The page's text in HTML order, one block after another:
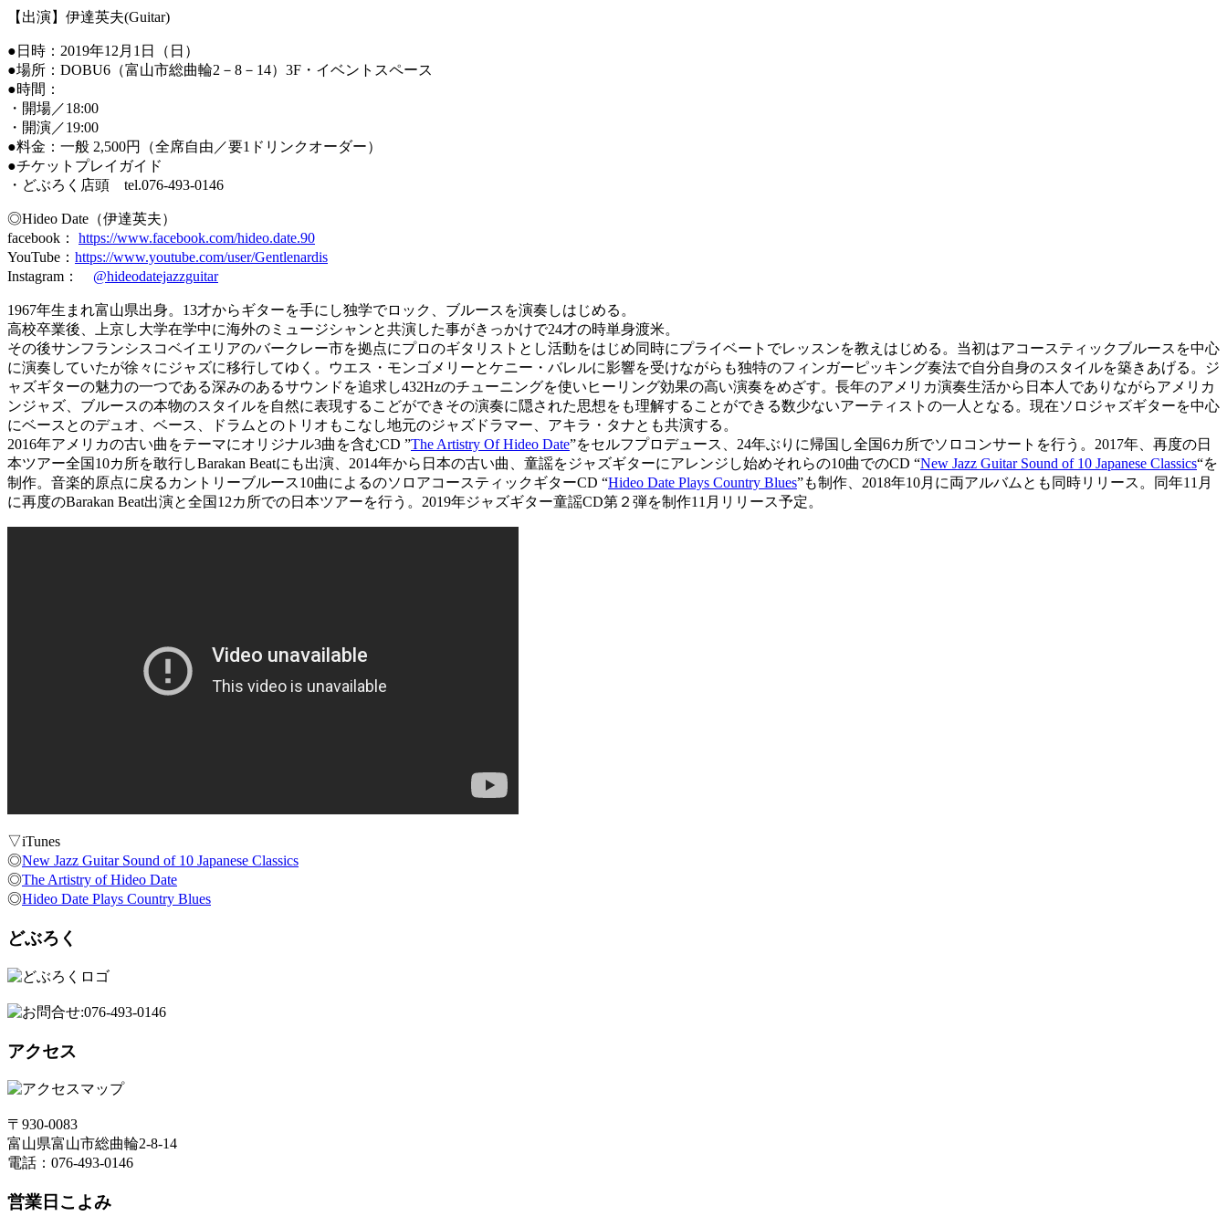
【出演】伊達英夫(Guitar)
●日時：2019年12月1日（日）
●場所：DOBU6（富山市総曲輪2－8－14）3F・イベントスペース
●時間：
・開場／18:00
・開演／19:00
●料金：一般 2,500円（全席自由／要1ドリンクオーダー）
●チケットプレイガイド
・どぶろく店頭 tel.076-493-0146
◎Hideo Date（伊達英夫）
facebook： https://www.facebook.com/hideo.date.90
YouTube： https://www.youtube.com/user/Gentlenardis
Instagram： @hideodatejazzguitar
1967年生まれ富山県出身。13才からギターを手にし独学でロック、ブルースを演奏しはじめる。
高校卒業後、上京し大学在学中に海外のミュージシャンと共演した事がきっかけで24才の時単身渡米。
その後サンフランシスコベイエリアのバークレー市を拠点にプロのギタリストとし活動をはじめ同時にプライベートでレッスンを教えはじめる。当初はアコースティックブルースを中心
に演奏していたが徐々にジャズに移行してゆく。ウエス・モンゴメリーとケニー・バレルに影響を受けながらも独特のフィンガーピッキング奏法で自分自身のスタイルを築きあげる。ジ
ャズギターの魅力の一つである深みのあるサウンドを追求し432Hzのチューニングを使いヒーリング効果の高い演奏をめざす。長年のアメリカ演奏生活から日本人でありながらアメリカ
ンジャズ、ブルースの本物のスタイルを自然に表現するこどができその演奏に隠された思想をも理解することができる数少ないアーティストの一人となる。現在ソロジャズギターを中心
にベースとのデュオ、ベース、ドラムとのトリオもこなし地元のジャズドラマー、アキラ・タナとも共演する。
2016年アメリカの古い曲をテーマにオリジナル3曲を含むCD ”The Artistry Of Hideo Date”をセルフプロデュース、24年ぶりに帰国し全国6カ所でソロコンサートを行う。2017年、再度の日
本ツアー全国10カ所を敢行しBarakan Beatにも出演、2014年から日本の古い曲、童謡をジャズギターにアレンジし始めそれらの10曲でのCD “New Jazz Guitar Sound of 10 Japanese Classics“を
制作。音楽的原点に戻るカントリーブルース10曲によるのソロアコースティックギターCD “Hideo Date Plays Country Blues”も制作、2018年10月に両アルバムとも同時リリース。同年11月
に再度のBarakan Beat出演と全国12カ所での日本ツアーを行う。2019年ジャズギター童謡CD第２弾を制作11月リリース予定。
▽iTunes
◎New Jazz Guitar Sound of 10 Japanese Classics
◎The Artistry of Hideo Date
◎Hideo Date Plays Country Blues
どぶろく
アクセス
〒930-0083
富山県富山市総曲輪2-8-14
電話：076-493-0146
営業日こよみ